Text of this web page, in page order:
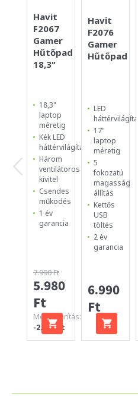
Havit
F2067
Gamer
Hűtőpad
18,3"
18,3"
laptop
méretig
Kék LED
háttérvilágítás
Három
ventilátoros
kivitel
Csendes
működés
1 év
garancia
7.990 Ft
5.980
Ft
Megtakarítás:
-2.010 Ft
Havit
F2076
Gamer
Hűtőpad
LED
háttérvilágítás
17"
laptop
méretig
5
fokozatú
magasság
állítás
Kettős
USB
töltés
2 év
garancia
6.990
Ft